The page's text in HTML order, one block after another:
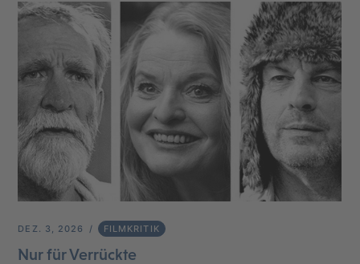
DEZ. 3, 2026 FILMKRITIK
Nur für Verrückte